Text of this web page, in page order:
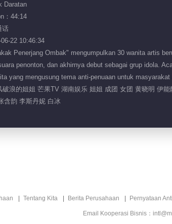
Daratan
：44:14
话
22 10:46:34
Penerjang Ombak" mengumpulkan 30 wanita artis
penonton, dan akhirnya debut sebagai grup idola.
yang mengusung tema anti-penuaan untuk masyarakat
破浪的姐姐 芒果TV 湖南娱乐 姐姐 成团 女团 黄晓明 伊
含韵 李斯丹妮 白冰
Tentang Kita Berita Perusahaan Pernyataan
Email Kooperasi Bisnis：